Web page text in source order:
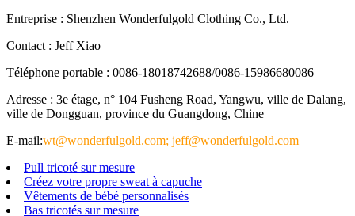
Entreprise : Shenzhen Wonderfulgold Clothing Co., Ltd.
Contact : Jeff Xiao
Téléphone portable : 0086-18018742688/0086-15986680086
Adresse : 3e étage, n° 104 Fusheng Road, Yangwu, ville de Dalang,
ville de Dongguan, province du Guangdong, Chine
E-mail:wt@wonderfulgold.com; jeff@wonderfulgold.com
Pull tricoté sur mesure
Créez votre propre sweat à capuche
Vêtements de bébé personnalisés
Bas tricotés sur mesure